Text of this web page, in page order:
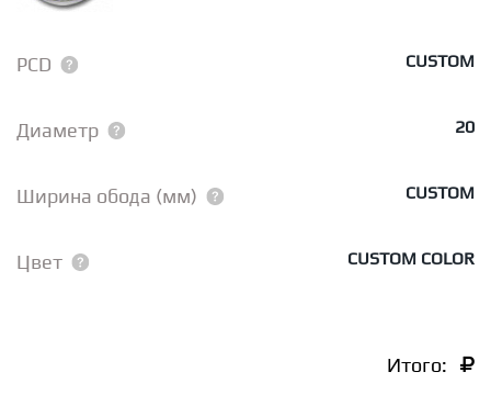
PCD CUSTOM
Диаметр 20
Ширина обода (мм) CUSTOM
Цвет CUSTOM COLOR
Итого: